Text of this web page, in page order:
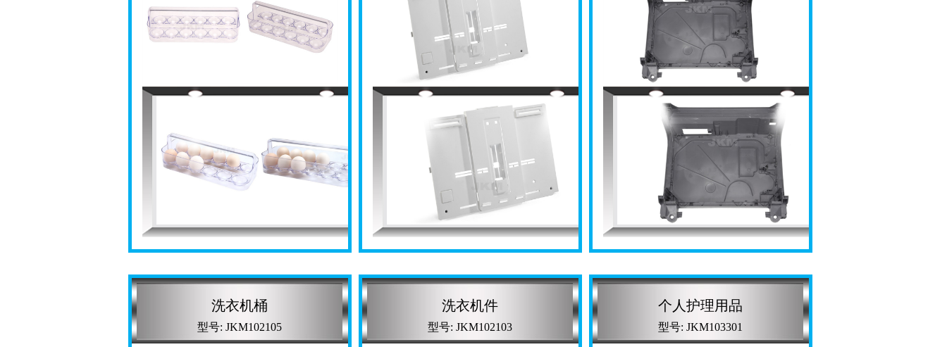
洗衣机桶
型号: JKM102105
洗衣机件
型号: JKM102103
个人护理用品
型号: JKM103301